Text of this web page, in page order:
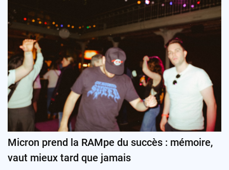
Micron prend la RAMpe du succès : mémoire,
vaut mieux tard que jamais